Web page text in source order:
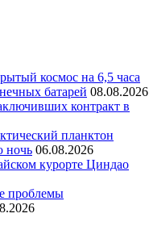
космос на 6,5 часа
батарей 08.08.2026
контракт в
планктон
ночь 06.08.2026
курорте Циндао
проблемы